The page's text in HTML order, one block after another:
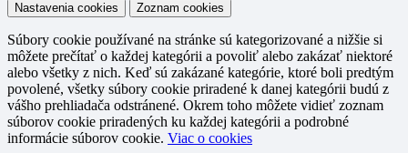
Nastavenia cookies Zoznam cookies
Súbory cookie používané na stránke sú kategorizované a nižšie si
môžete prečítať o každej kategórii a povoliť alebo zakázať niektoré
alebo všetky z nich. Keď sú zakázané kategórie, ktoré boli predtým
povolené, všetky súbory cookie priradené k danej kategórii budú z
vášho prehliadača odstránené. Okrem toho môžete vidieť zoznam
súborov cookie priradených ku každej kategórii a podrobné
informácie súborov cookie. Viac o cookies